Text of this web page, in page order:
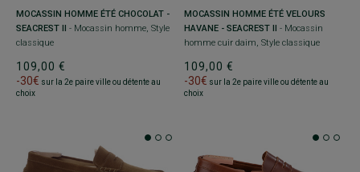
MOCASSIN HOMME ÉTÉ CHOCOLAT -
SEACREST II
- Mocassin homme, Style
classique
109,00 €
-30€ sur la 2e paire ville ou détente au
choix
MOCASSIN HOMME ÉTÉ VELOURS
HAVANE - SEACREST II
- Mocassin
homme cuir daim, Style classique
109,00 €
-30€ sur la 2e paire ville ou détente au
choix